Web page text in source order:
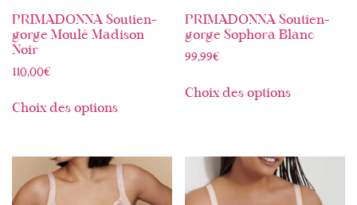
PRIMADONNA Soutien-
gorge Moulé Madison
Noir
110,00€
Choix des options
PRIMADONNA Soutien-
gorge Sophora Blanc
99,99€
Choix des options